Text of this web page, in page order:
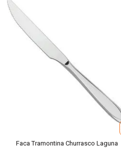
Faca Tramontina Churrasco Laguna